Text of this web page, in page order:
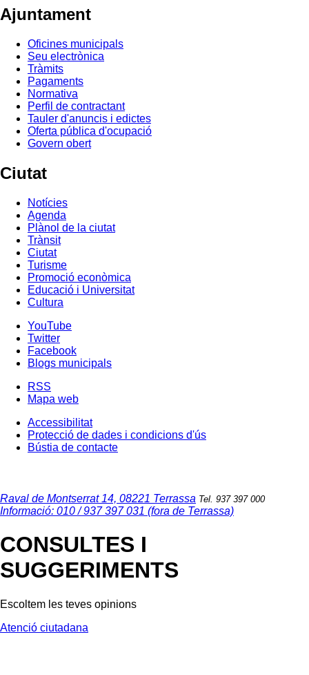
Ajuntament
Oficines municipals
Seu electrònica
Tràmits
Pagaments
Normativa
Perfil de contractant
Tauler d'anuncis i edictes
Oferta pública d'ocupació
Govern obert
Ciutat
Notícies
Agenda
Plànol de la ciutat
Trànsit
Ciutat
Turisme
Promoció econòmica
Educació i Universitat
Cultura
YouTube
Twitter
Facebook
Blogs municipals
RSS
Mapa web
Accessibilitat
Protecció de dades i condicions d'ús
Bústia de contacte
Raval de Montserrat 14, 08221 Terrassa Tel. 937 397 000
Informació: 010 / 937 397 031 (fora de Terrassa)
CONSULTES I
SUGGERIMENTS
Escoltem les teves opinions
Atenció ciutadana